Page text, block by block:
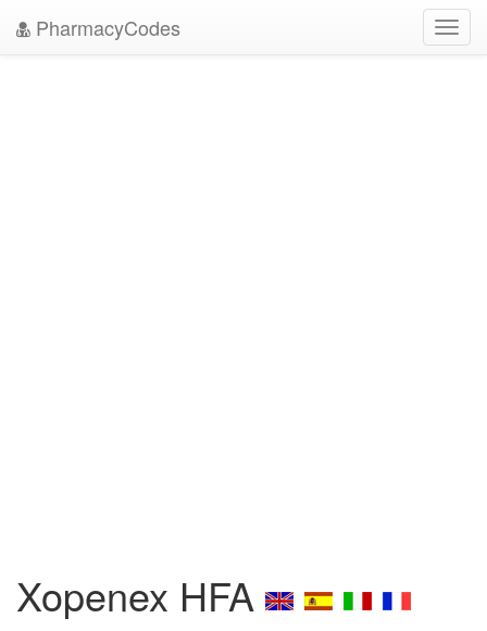
PharmacyCodes
Xopenex HFA